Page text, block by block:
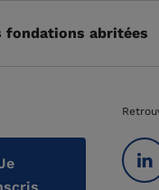
fondations abritées